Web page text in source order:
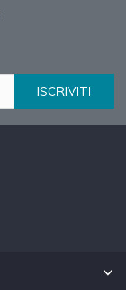
ISCRIVITI